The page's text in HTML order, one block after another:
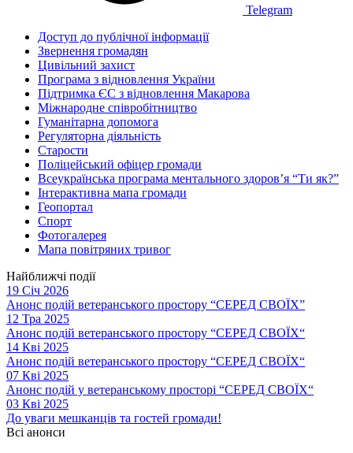
Telegram
Доступ до публічної інформації
Звернення громадян
Цивільний захист
Програма з відновлення України
Підтримка ЄС з відновлення Макарова
Міжнародне співробітництво
Гуманітарна допомога
Регуляторна діяльність
Старости
Поліцейський офіцер громади
Всеукраїнська програма ментального здоров’я “Ти як?”
Інтерактивна мапа громади
Геопортал
Спорт
Фотогалерея
Мапа повітряних тривог
Найближчі події
19 Січ 2026
Анонс подій ветеранського простору “СЕРЕД СВОЇХ”
12 Тра 2025
Анонс подій ветеранського простору “СЕРЕД СВОЇХ“
14 Кві 2025
Анонс подій ветеранського простору “СЕРЕД СВОЇХ“
07 Кві 2025
Анонс подій у ветеранському просторі “СЕРЕД СВОЇХ“
03 Кві 2025
До уваги мешканців та гостей громади!
Всі анонси